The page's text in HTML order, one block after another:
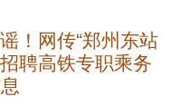
！网传“郑州东站
聘高铁专职乘务